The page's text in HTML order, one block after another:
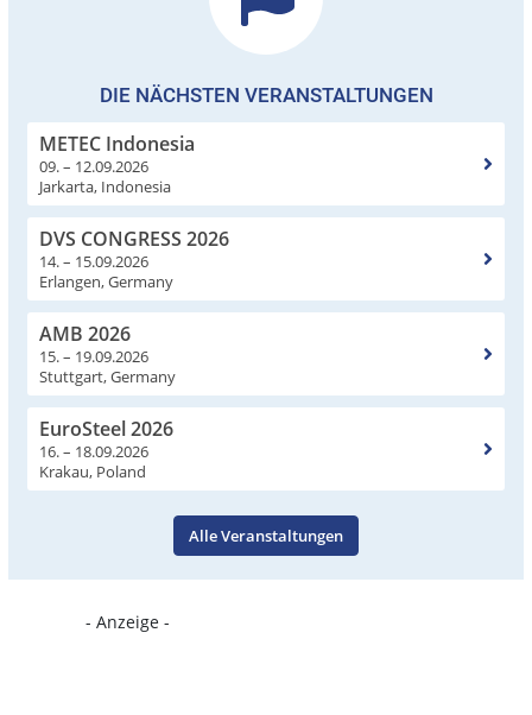
DIE NÄCHSTEN VERANSTALTUNGEN
METEC Indonesia
09. – 12.09.2026
Jarkarta, Indonesia
DVS CONGRESS 2026
14. – 15.09.2026
Erlangen, Germany
AMB 2026
15. – 19.09.2026
Stuttgart, Germany
EuroSteel 2026
16. – 18.09.2026
Krakau, Poland
Alle Veranstaltungen
- Anzeige -